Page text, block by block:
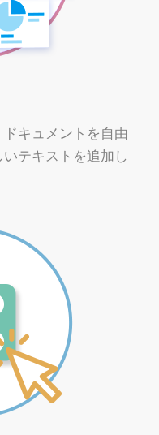
キュメントを自由
テキストを追加し